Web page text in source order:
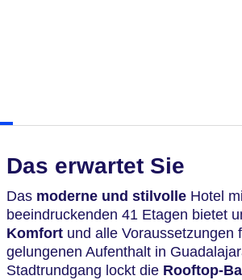
Das erwartet Sie
Das moderne und stilvolle Hotel
beeindruckenden 41 Etagen bietet
Komfort und alle Voraussetzungen
gelungenen Aufenthalt in
Stadtrundgang lockt die Rooftop-